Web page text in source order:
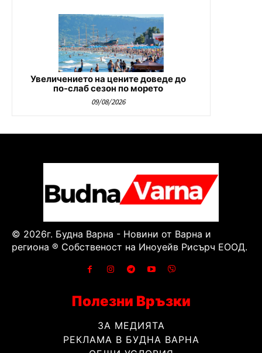
Увеличението на цените доведе до
по-слаб сезон по морето
09/08/2026
© 2026г. Будна Варна - Новини от Варна и
региона ® Собственост на Иноуейв Рисърч ЕООД.
Полезни Връзки
ЗА МЕДИЯТА
РЕКЛАМА В БУДНА ВАРНА